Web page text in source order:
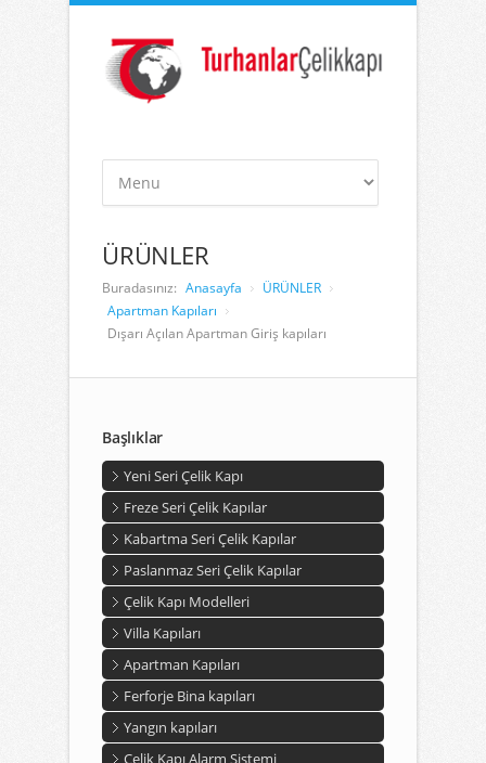
ÜRÜNLER
Buradasınız: Anasayfa
ÜRÜNLER
Apartman Kapıları
Dışarı Açılan Apartman Giriş kapıları
Başlıklar
Yeni Seri Çelik Kapı
Freze Seri Çelik Kapılar
Kabartma Seri Çelik Kapılar
Paslanmaz Seri Çelik Kapılar
Çelik Kapı Modelleri
Villa Kapıları
Apartman Kapıları
Ferforje Bina kapıları
Yangın kapıları
Çelik Kapı Alarm Sistemi